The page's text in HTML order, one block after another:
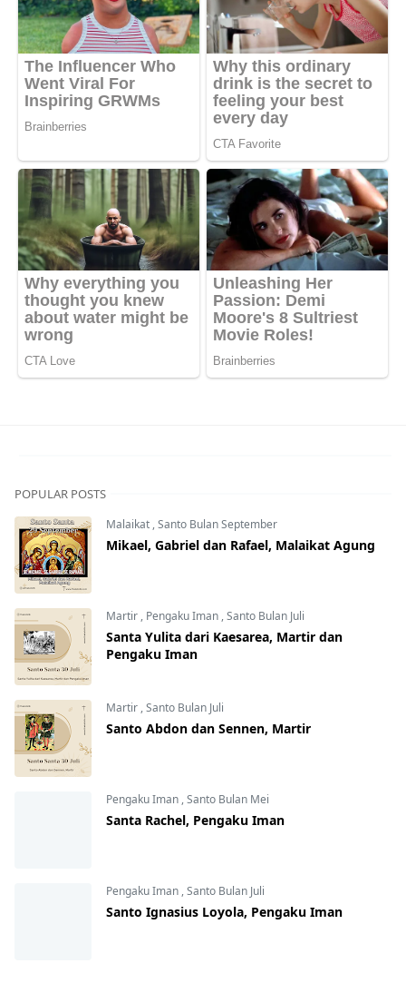
POPULAR POSTS
Malaikat ,Santo Bulan September
Mikael, Gabriel dan Rafael, Malaikat Agung
Martir , Pengaku Iman ,Santo Bulan Juli
Santa Yulita dari Kaesarea, Martir dan
Pengaku Iman
Martir ,Santo Bulan Juli
Santo Abdon dan Sennen, Martir
Pengaku Iman ,Santo Bulan Mei
Santa Rachel, Pengaku Iman
Pengaku Iman ,Santo Bulan Juli
Santo Ignasius Loyola, Pengaku Iman